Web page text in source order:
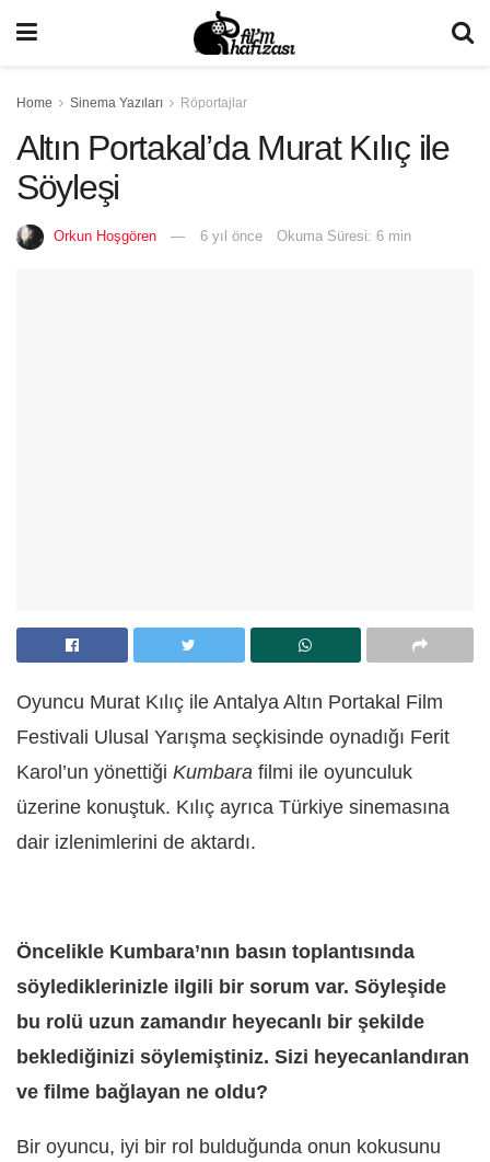
Home Sinema Yazıları Röportajlar
Altın Portakal’da Murat Kılıç ile
Söyleşi
Orkun Hoşgören 6 yıl önce Okuma Süresi: 6 min
Oyuncu Murat Kılıç ile Antalya Altın Portakal Film
Festivali Ulusal Yarışma seçkisinde oynadığı Ferit
Karol’un yönettiği Kumbara filmi ile oyunculuk
üzerine konuştuk. Kılıç ayrıca Türkiye sinemasına
dair izlenimlerini de aktardı.
Öncelikle Kumbara’nın basın toplantısında
söylediklerinizle ilgili bir sorum var. Söyleşide
bu rolü uzun zamandır heyecanlı bir şekilde
beklediğinizi söylemiştiniz. Sizi heyecanlandıran
ve filme bağlayan ne oldu?
Bir oyuncu, iyi bir rol bulduğunda onun kokusunu